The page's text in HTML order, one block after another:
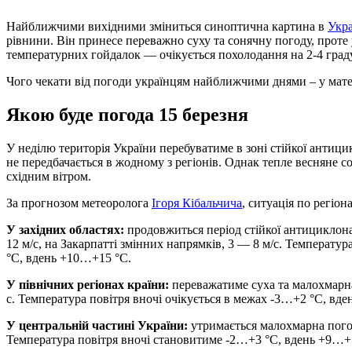
Найближчими вихідними зміниться синоптична картина в
рівнини. Він принесе переважно суху та сонячну погоду,
температурних гойдалок — очікується похолодання на 2-4
Чого чекати від погоди українцям найближчими днями – у
Якою буде погода 15 березня
У неділю територія України перебуватиме в зоні стійкої
не передбачається в жодному з регіонів. Однак тепле весняне
східним вітром.
За прогнозом метеоролога Ігоря Кібальчича, ситуація по
У західних областях: продовжиться період стійкої
12 м/с, на Закарпатті змінних напрямків, 3 — 8 м/с.
°С, вдень +10…+15 °С.
У північних регіонах країни: переважатиме суха та
с. Температура повітря вночі очікується в межах -3…+2 °С,
У центральній частині України: утримається малохмарна
Температура повітря вночі становитиме -2…+3 °С, вдень